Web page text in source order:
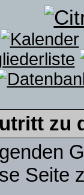
zu
Seite